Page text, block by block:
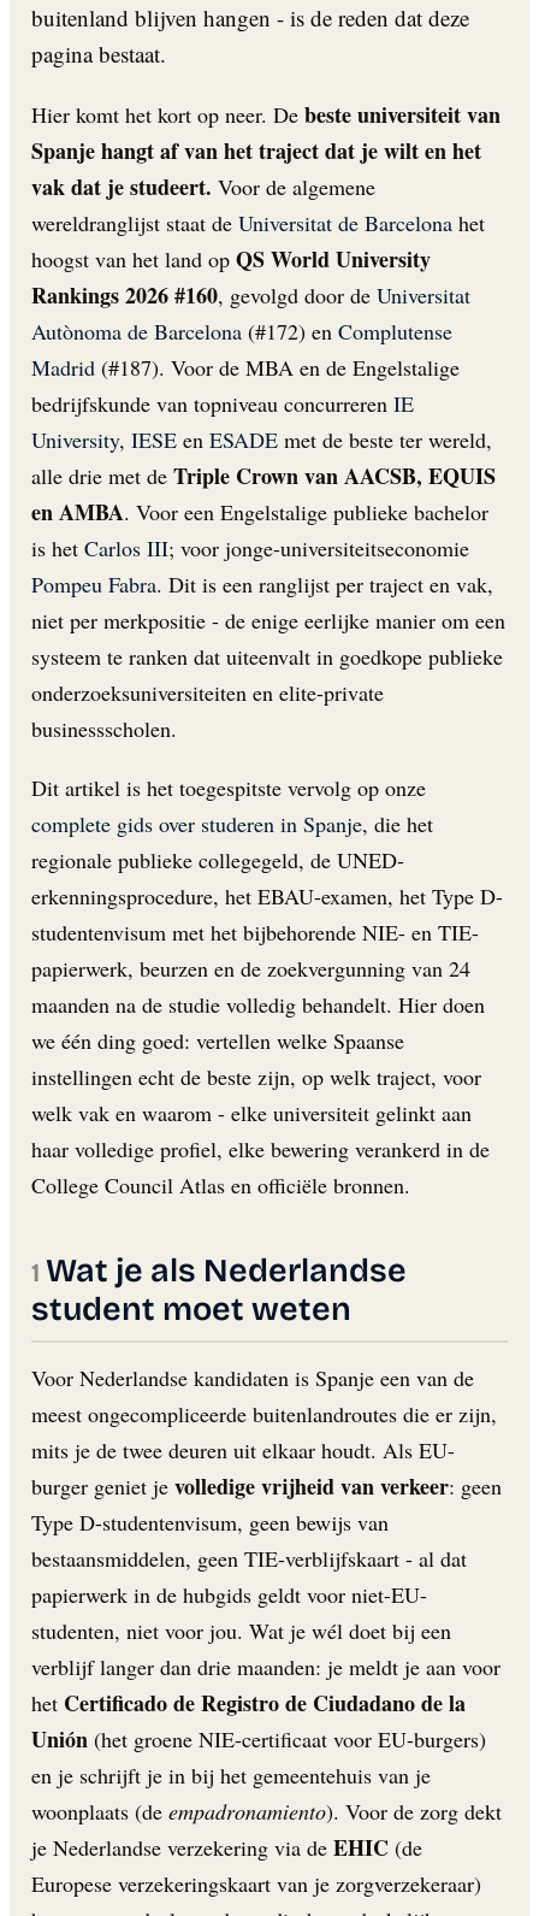
buitenland blijven hangen - is de reden dat deze
pagina bestaat.
Hier komt het kort op neer. De beste universiteit van
Spanje hangt af van het traject dat je wilt en het
vak dat je studeert. Voor de algemene
wereldranglijst staat de Universitat de Barcelona het
hoogst van het land op QS World University
Rankings 2026 #160, gevolgd door de Universitat
Autònoma de Barcelona (#172) en Complutense
Madrid (#187). Voor de MBA en de Engelstalige
bedrijfskunde van topniveau concurreren IE
University, IESE en ESADE met de beste ter wereld,
alle drie met de Triple Crown van AACSB, EQUIS
en AMBA. Voor een Engelstalige publieke bachelor
is het Carlos III; voor jonge-universiteitseconomie
Pompeu Fabra. Dit is een ranglijst per traject en vak,
niet per merkpositie - de enige eerlijke manier om een
systeem te ranken dat uiteenvalt in goedkope publieke
onderzoeksuniversiteiten en elite-private
businessscholen.
Dit artikel is het toegespitste vervolg op onze
complete gids over studeren in Spanje, die het
regionale publieke collegegeld, de UNED-
erkenningsprocedure, het EBAU-examen, het Type D-
studentenvisum met het bijbehorende NIE- en TIE-
papierwerk, beurzen en de zoekvergunning van 24
maanden na de studie volledig behandelt. Hier doen
we één ding goed: vertellen welke Spaanse
instellingen echt de beste zijn, op welk traject, voor
welk vak en waarom - elke universiteit gelinkt aan
haar volledige profiel, elke bewering verankerd in de
College Council Atlas en officiële bronnen.
Wat je als Nederlandse
student moet weten
Voor Nederlandse kandidaten is Spanje een van de
meest ongecompliceerde buitenlandroutes die er zijn,
mits je de twee deuren uit elkaar houdt. Als EU-
burger geniet je volledige vrijheid van verkeer: geen
Type D-studentenvisum, geen bewijs van
bestaansmiddelen, geen TIE-verblijfskaart - al dat
papierwerk in de hubgids geldt voor niet-EU-
studenten, niet voor jou. Wat je wél doet bij een
verblijf langer dan drie maanden: je meldt je aan voor
het Certificado de Registro de Ciudadano de la
Unión (het groene NIE-certificaat voor EU-burgers)
en je schrijft je in bij het gemeentehuis van je
woonplaats (de empadronamiento). Voor de zorg dekt
je Nederlandse verzekering via de EHIC (de
Europese verzekeringskaart van je zorgverzekeraar)